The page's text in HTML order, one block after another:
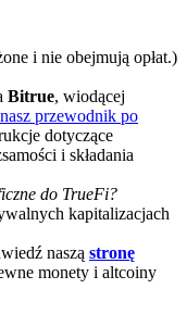
USDT prize pool!
i nie obejmują opłat.)
Bitrue, wiodącej
przewodnik po
dotyczące
i składania
do TrueFi?
kapitalizacjach
naszą stronę
monety i altcoiny